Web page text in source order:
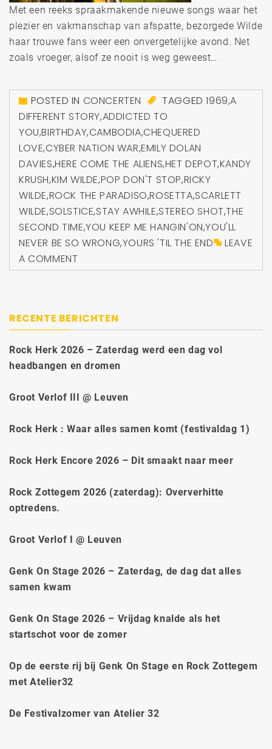
Met een reeks spraakmakende nieuwe songs waar het
plezier en vakmanschap van afspatte, bezorgede Wilde
haar trouwe fans weer een onvergetelijke avond. Net
zoals vroeger, alsof ze nooit is weg geweest…
POSTED IN CONCERTEN TAGGED1969,A
DIFFERENT STORY,ADDICTED TO
YOU,BIRTHDAY,CAMBODIA,CHEQUERED
LOVE,CYBER NATION WAR,EMILY DOLAN
DAVIES,HERE COME THE ALIENS,HET DEPOT,KANDY
KRUSH,KIM WILDE,POP DON'T STOP,RICKY
WILDE,ROCK THE PARADISO,ROSETTA,SCARLETT
WILDE,SOLSTICE,STAY AWHILE,STEREO SHOT,THE
SECOND TIME,YOU KEEP ME HANGIN'ON,YOU'LL
NEVER BE SO WRONG,YOURS 'TIL THE END
LEAVE
A COMMENT
RECENTE BERICHTEN
Rock Herk 2026 – Zaterdag werd een dag vol
headbangen en dromen
Groot Verlof III @ Leuven
Rock Herk : Waar alles samen komt (festivaldag 1)
Rock Herk Encore 2026 – Dit smaakt naar meer
Rock Zottegem 2026 (zaterdag): Oververhitte
optredens.
Groot Verlof I @ Leuven
Genk On Stage 2026 – Zaterdag, de dag dat alles
samen kwam
Genk On Stage 2026 – Vrijdag knalde als het
startschot voor de zomer
Op de eerste rij bij Genk On Stage en Rock Zottegem
met Atelier32
De Festivalzomer van Atelier 32